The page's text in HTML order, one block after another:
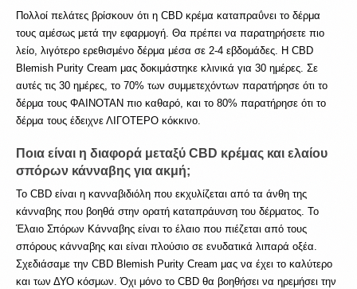
Πολλοί πελάτες βρίσκουν ότι η CBD κρέμα καταπραΰνει το δέρμα
τους αμέσως μετά την εφαρμογή. Θα πρέπει να παρατηρήσετε πιο
λείο, λιγότερο ερεθισμένο δέρμα μέσα σε 2-4 εβδομάδες. Η CBD
Blemish Purity Cream μας δοκιμάστηκε κλινικά για 30 ημέρες. Σε
αυτές τις 30 ημέρες, το 70% των συμμετεχόντων παρατήρησε ότι το
δέρμα τους ΦΑΙΝΟΤΑΝ πιο καθαρό, και το 80% παρατήρησε ότι το
δέρμα τους έδειχνε ΛΙΓΟΤΕΡΟ κόκκινο.
Ποια είναι η διαφορά μεταξύ CBD κρέμας και ελαίου
σπόρων κάνναβης για ακμή;
Το CBD είναι η κανναβιδιόλη που εκχυλίζεται από τα άνθη της
κάνναβης που βοηθά στην ορατή καταπράυνση του δέρματος. Το
Έλαιο Σπόρων Κάνναβης είναι το έλαιο που πιέζεται από τους
σπόρους κάνναβης και είναι πλούσιο σε ενυδατικά λιπαρά οξέα.
Σχεδιάσαμε την CBD Blemish Purity Cream μας να έχει το καλύτερο
και των ΔΥΟ κόσμων. Όχι μόνο το CBD θα βοηθήσει να ηρεμήσει την